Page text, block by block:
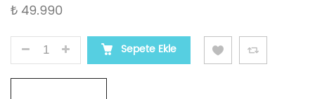
₺49.990
MOTOLUX E-VINTAGE 49.990 TL YILMAZOĞLU
Sepete Ekle